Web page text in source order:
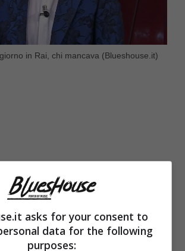
in Rai, chi mancava (Blueshouse.it)
asks for your consent to
data for the following
purposes: